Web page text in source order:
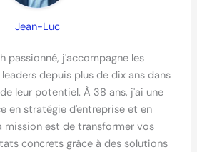
Jean-Luc
passionné, j'accompagne les
depuis plus de dix ans dans
leur potentiel. À 38 ans, j'ai une
en stratégie d'entreprise et en
mission est de transformer vos
concrets grâce à des solutions